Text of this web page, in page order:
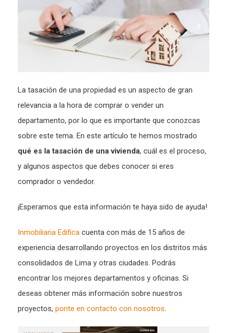
La tasación de una propiedad es un aspecto de gran
relevancia a la hora de comprar o vender un
departamento, por lo que es importante que conozcas
sobre este tema. En este artículo te hemos mostrado
qué es la tasación de una vivienda, cuál es el proceso,
y algunos aspectos que debes conocer si eres
comprador o vendedor.
¡Esperamos que esta información te haya sido de ayuda!
Inmobiliaria Edifica cuenta con más de 15 años de
experiencia desarrollando proyectos en los distritos más
consolidados de Lima y otras ciudades. Podrás
encontrar los mejores departamentos y oficinas. Si
deseas obtener más información sobre nuestros
proyectos, ponte en contacto con nosotros.